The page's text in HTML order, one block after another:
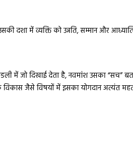
दशा में व्यक्ति को उन्नति, सम्मान और
में जो दिखाई देता है, नवमांश उसका “सच”
जैसे विषयों में इसका योगदान अत्यंत